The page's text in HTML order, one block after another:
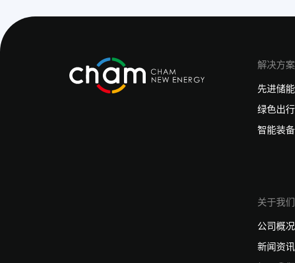
解决方案
先进储能
绿色出行
智能装备
关于我们
公司概况
新闻资讯